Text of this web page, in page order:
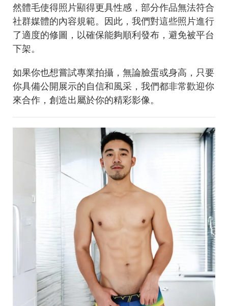
然體毛使得照片顯得更具性感，部分作品無法符合
社群媒體的內容規範。因此，我們對這些照片進行
了適度的修圖，以確保能夠順利發布，避免被平台
下架。
如果你也想嘗試專業拍攝，無論臉蛋或身高，只要
你具備公開展示的自信和風采，我們都非常歡迎你
來合作，創造出屬於你的精彩影像。